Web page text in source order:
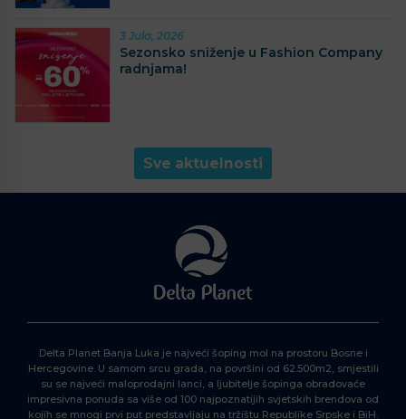
3 Jula, 2026
Sezonsko sniženje u Fashion Company
radnjama!
Sve aktuelnosti
Delta Planet Banja Luka je najveći šoping mol na prostoru Bosne i
Hercegovine. U samom srcu grada, na površini od 62.500m2, smjestili
su se najveći maloprodajni lanci, a ljubitelje šopinga obradovaće
impresivna ponuda sa više od 100 najpoznatijih svjetskih brendova od
kojih se mnogi prvi put predstavljaju na tržištu Republike Srpske i BiH.